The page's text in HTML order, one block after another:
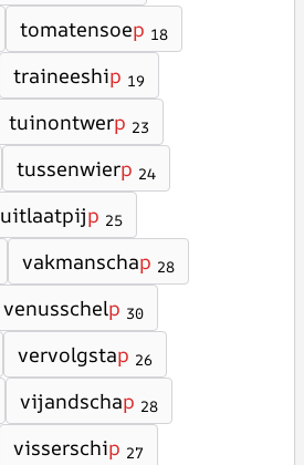
tomatensoep 18
traineeship 19
tuinontwerp 23
tussenwierp 24
uitlaatpijp 25
vakmanschap 28
venusschelp 30
vervolgstap 26
vijandschap 28
visserschip 27